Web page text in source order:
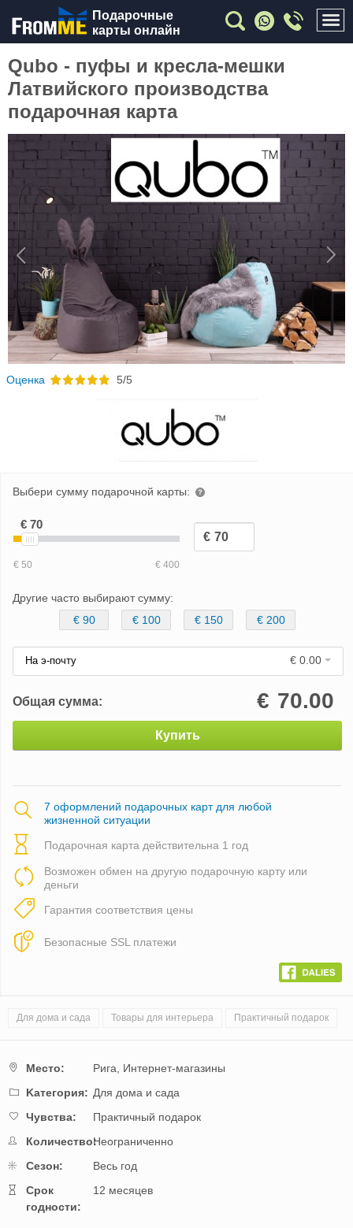
Подарочные
карты онлайн
Qubo - пуфы и кресла-мешки
Латвийского производства
подарочная карта
Previous
Oценка 5/5
Выбери сумму подарочной карты:
Другие часто выбирают сумму:
€ 90
€ 100 € 150 € 200
На э-почту € 0.00
Общая сумма: 70.00
€
Купить
7 оформлений подарочных карт для любой
жизненной ситуации
Подарочная карта действительна 1 год
Возможен обмен на другую подарочную карту или
деньги
Гарантия соответствия цены
Безопасные SSL платежи
Для дома и сада Товары для интерьера Практичный подарок
Mестo: Рига,
Интернет-магазины
Kатегория: Для дома и сада
Чувства:
Практичный подарок
Количество:Неограниченно
Cезон:
Весь год
Cрок
годности:
12 месяцев